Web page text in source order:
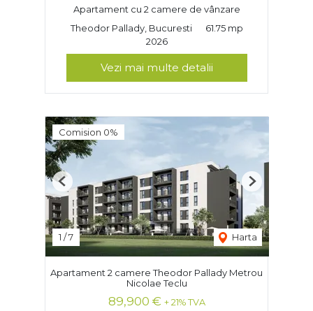
Apartament cu 2 camere de vânzare
Theodor Pallady, Bucuresti
61.75 mp
2026
Vezi mai multe detalii
Comision 0%
1 /7 Harta
Previous Next
Apartament 2 camere Theodor Pallady Metrou
Nicolae Teclu
89,900 € + 21% TVA